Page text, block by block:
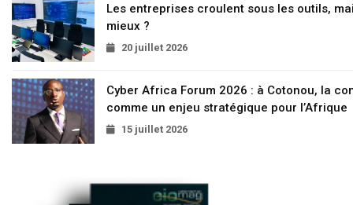
Les entreprises croulent sous les outils,
mieux ?
20 juillet 2026
Cyber Africa Forum 2026 : à Cotonou, la
comme un enjeu stratégique pour l’Afrique
15 juillet 2026